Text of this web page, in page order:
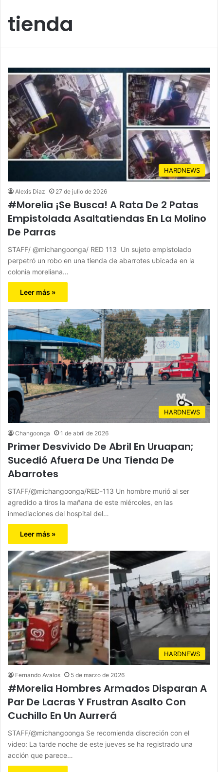
tienda
HARDNEWS
Alexis Diaz 27 de julio de 2026
#Morelia ¡Se Busca! A Rata De 2 Patas
Empistolada Asaltatiendas En La Molino
De Parras
STAFF/ @michangoonga/ RED 113 Un sujeto empistolado
perpetró un robo en una tienda de abarrotes ubicada en la
colonia moreliana…
Leer más »
HARDNEWS
Changoonga 1 de abril de 2026
Primer Desvivido De Abril En Uruapan;
Sucedió Afuera De Una Tienda De
Abarrotes
STAFF/@michangoonga/RED-113 Un hombre murió al ser
agredido a tiros la mañana de este miércoles, en las
inmediaciones del hospital del…
Leer más »
HARDNEWS
Fernando Avalos 5 de marzo de 2026
#Morelia Hombres Armados Disparan A
Par De Lacras Y Frustran Asalto Con
Cuchillo En Un Aurrerá
STAFF/@michangoonga Se recomienda discreción con el
video: La tarde noche de este jueves se ha registrado una
acción que parece…